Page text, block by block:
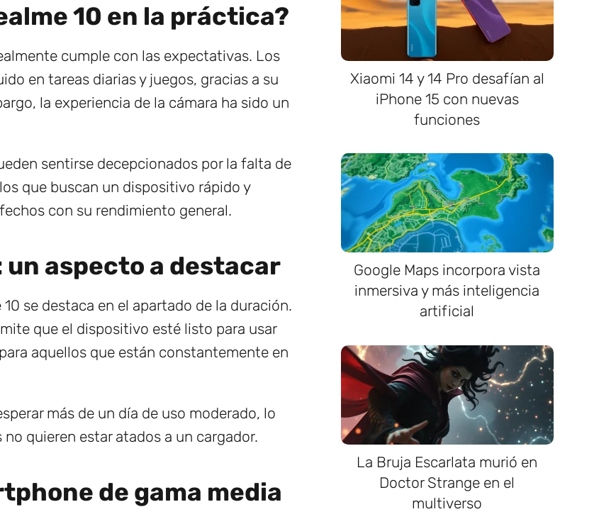
10 en la práctica?
cumple con las expectativas. Los
en tareas diarias y juegos, gracias a su
la experiencia de la cámara ha sido un
sentirse decepcionados por la falta de
que buscan un dispositivo rápido y
con su rendimiento general.
aspecto a destacar
10 se destaca en el apartado de la duración.
que el dispositivo esté listo para usar
aquellos que están constantemente en
más de un día de uso moderado, lo
quieren estar atados a un cargador.
de gama media
Xiaomi 14 y 14 Pro desafían al
iPhone 15 con nuevas
funciones
Google Maps incorpora vista
inmersiva y más inteligencia
artificial
La Bruja Escarlata murió en
Doctor Strange en el
multiverso